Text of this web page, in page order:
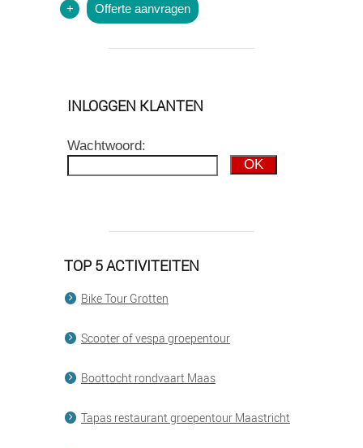
Offerte aanvragen
INLOGGEN KLANTEN
Wachtwoord:
TOP 5 ACTIVITEITEN
Bike Tour Grotten
Scooter of vespa groepentour
Boottocht rondvaart Maas
Tapas restaurant groepentour Maastricht